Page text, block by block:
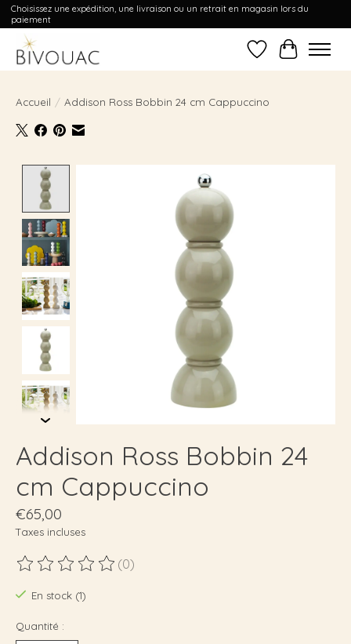
Choisissez une expédition, une livraison ou un retrait en magasin lors du
paiement
Liste dePanier
Accueil / Addison Ross Bobbin 24 cm Cappuccino
Product image slideshow Items
Addison Ross Bobbin 24
cm Cappuccino
€65,00
Taxes incluses
Ce produit est évalué à
(0)
En stock (1)
Quantité :